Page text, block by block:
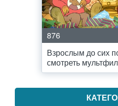
876
Взрослым до сих
смотреть